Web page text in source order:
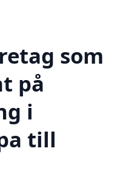
som
på
i
till